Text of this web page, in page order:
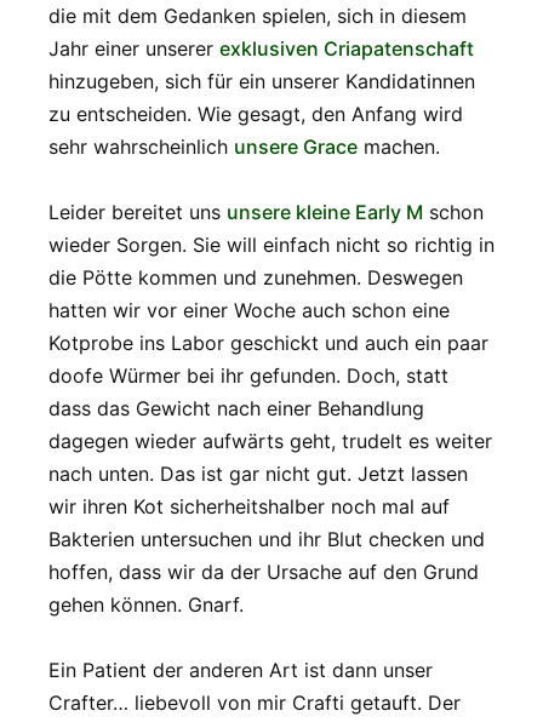
die mit dem Gedanken spielen, sich in diesem
Jahr einer unserer exklusiven Criapatenschaft
hinzugeben, sich für ein unserer Kandidatinnen
zu entscheiden. Wie gesagt, den Anfang wird
sehr wahrscheinlich unsere Grace machen.
Leider bereitet uns unsere kleine Early M schon
wieder Sorgen. Sie will einfach nicht so richtig in
die Pötte kommen und zunehmen. Deswegen
hatten wir vor einer Woche auch schon eine
Kotprobe ins Labor geschickt und auch ein paar
doofe Würmer bei ihr gefunden. Doch, statt
dass das Gewicht nach einer Behandlung
dagegen wieder aufwärts geht, trudelt es weiter
nach unten. Das ist gar nicht gut. Jetzt lassen
wir ihren Kot sicherheitshalber noch mal auf
Bakterien untersuchen und ihr Blut checken und
hoffen, dass wir da der Ursache auf den Grund
gehen können. Gnarf.
Ein Patient der anderen Art ist dann unser
Crafter… liebevoll von mir Crafti getauft. Der